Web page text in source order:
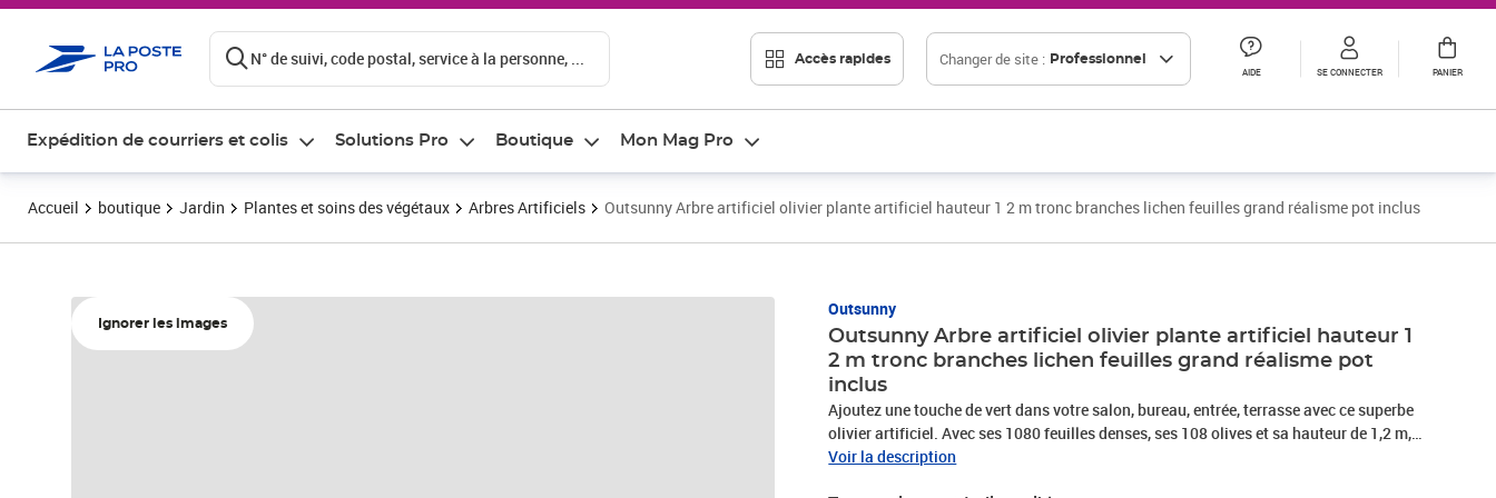
N° de suivi, code postal, service à la personne, ... Accès rapides Changer de site : Professionnel
AIDE SE CONNECTER PANIER
Expédition de courriers et colis Solutions Pro Boutique Mon Mag Pro
Accueil boutique Jardin Plantes et soins des végétaux Arbres Artificiels Outsunny Arbre artificiel olivier plante artificiel hauteur 1 2 m tronc branches lichen feuilles grand réalisme pot inclus
Ignorer les images
Outsunny
Outsunny Arbre artificiel olivier plante artificiel hauteur 1
2 m tronc branches lichen feuilles grand réalisme pot
inclus
Ajoutez une touche de vert dans votre salon, bureau, entrée, terrasse avec ce superbe
olivier artificiel. Avec ses 1080 feuilles denses, ses 108 olives et sa hauteur de 1,2 m,
cette plante artificielle vous apportera un réalisme parfait en ajoutant une touche
Voir la description